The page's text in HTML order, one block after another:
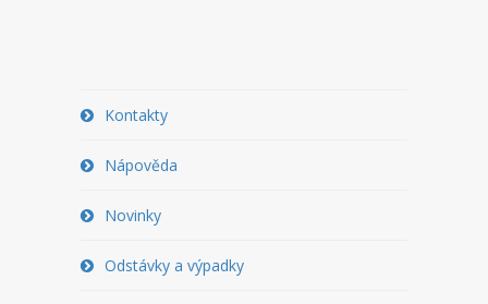
REGISTRACE RESELLHOSTINGU
PŘEHLED MULTIHOSTINGU
REGISTRACE MULTIHOSTINGU
PŘEHLED SSD WEBHOSTINGU
Kontakty
Nápověda
Novinky
Odstávky a výpadky